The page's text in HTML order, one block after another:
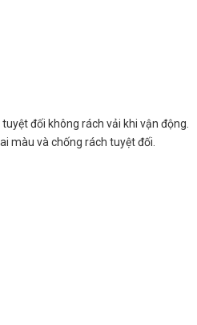
đối không rách vải khi vận động.
màu và chống rách tuyệt đối.